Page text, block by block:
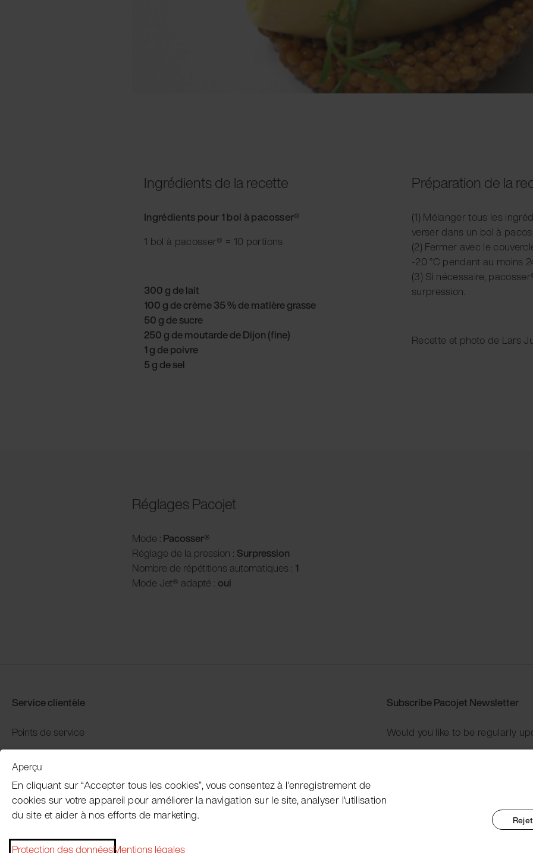
Ingrédients de la recette
Ingrédients pour 1 bol à pacosser®
1 bol à pacosser® = 10 portions
300 g de lait
100 g de crème 35 % de matière grasse
50 g de sucre
250 g de moutarde de Dijon (fine)
1 g de poivre
5 g de sel
Préparation de la
(1) Mélanger tous les
verser dans un bol à
(2) Fermer avec le
-20 °C pendant au moins
(3) Si nécessaire,
surpression.
Recette et photo de Lars
Réglages Pacojet
Mode : Pacosser®
Réglage de la pression : Surpression
Nombre de répétitions automatiques : 1
Mode Jet® adapté : oui
Service clientèle
Points de service
Distributors
Garantie et retour
Paiement et expédition
Subscribe Pacojet Newsletter
Would you like to be regularly
Aperçu
En cliquant sur “Accepter tous les cookies”, vous consentez à l'enregistrement de
cookies sur votre appareil pour améliorer la navigation sur le site, analyser l'utilisation
du site et aider à nos efforts de marketing.
Protection des donnéesMentions légales